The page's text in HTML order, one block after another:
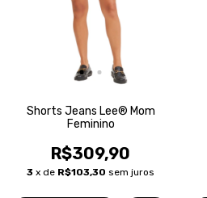
Shorts Jeans Lee® Mom
Feminino
R$309,90
3 x de R$103,30 sem juros